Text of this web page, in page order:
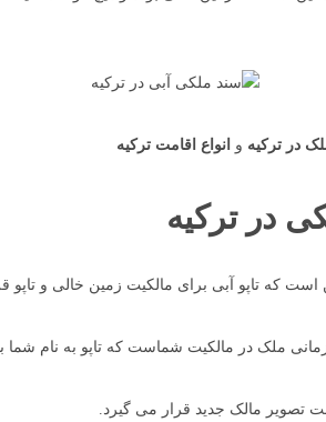
در ترکیه و انواع اقامت ترکیه
در ترکیه
است که تاپو آبی برای مالکیت زمین خالی و
ملک در مالکیت شماست که تاپو به نام شما
تصویر مالک جدید قرار می گیرد.